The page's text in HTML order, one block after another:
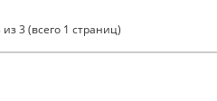
3 (всего 1 страниц)